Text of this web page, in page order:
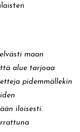
maan
alue tarjoaa
pidemmällekin
iloisesti.